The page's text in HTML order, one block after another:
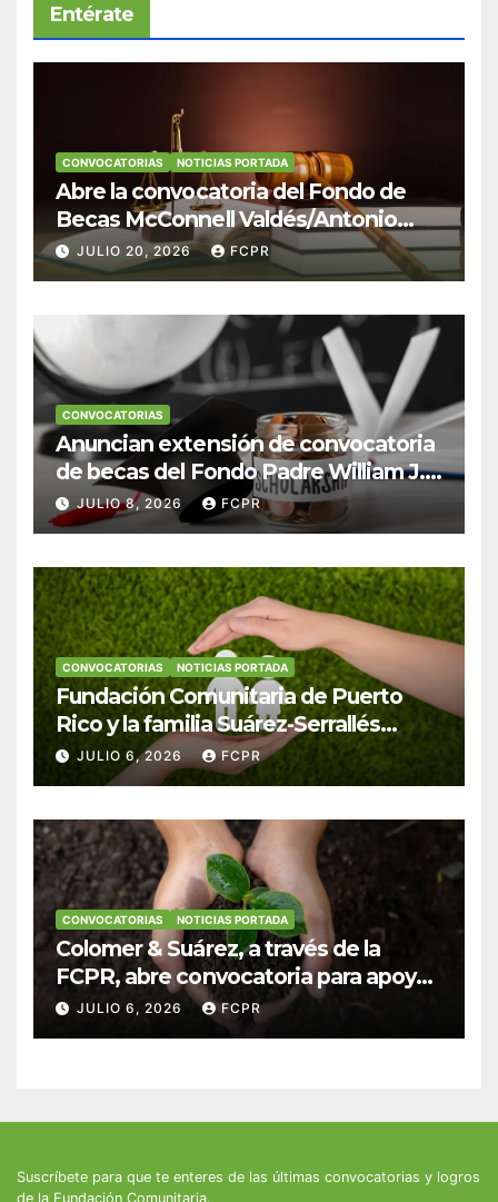
Entérate
CONVOCATORIAS NOTICIAS PORTADA
Abre la convocatoria del Fondo de
Becas McConnell Valdés/Antonio
Escudero Viera para estudiantes de
Derecho en Puerto Rico
JULIO 20, 2026 FCPR
CONVOCATORIAS
Anuncian extensión de convocatoria
de becas del Fondo Padre William J.
Hendricks, SJ para estudiantes del
Colegio San Ignacio
JULIO 8, 2026 FCPR
CONVOCATORIAS NOTICIAS PORTADA
Fundación Comunitaria de Puerto
Rico y la familia Suárez-Serrallés
anuncian convocatoria para
fortalecer hogares y albergues
JULIO 6, 2026 FCPR
CONVOCATORIAS NOTICIAS PORTADA
Colomer & Suárez, a través de la
FCPR, abre convocatoria para apoyar
proyectos de seguridad alimentaria
JULIO 6, 2026 FCPR
Suscríbete para que te enteres de las últimas convocatorias y logros
de la Fundación Comunitaria.